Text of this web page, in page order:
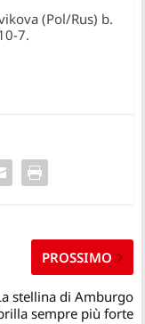
(Pol/Rus) b.
7.
PROSSIMO
stellina di Amburgo
sempre più forte